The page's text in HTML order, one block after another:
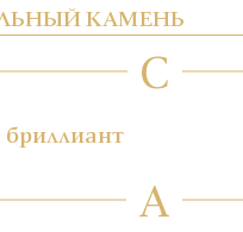
КАМЕНЬ
C
бриллиант
А